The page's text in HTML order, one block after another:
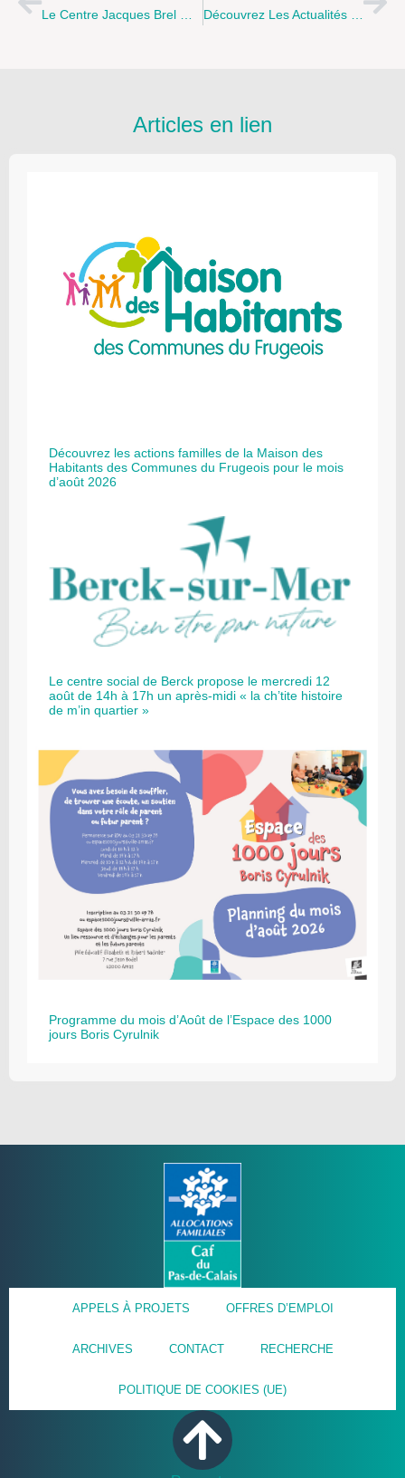
Le Centre Jacques Brel Organise « Un Été En Famille » Découvrez Les Actualités Des Acteurs Du Comité Local Boulonnais !
Articles en lien
Découvrez les actions familles de la Maison des
Habitants des Communes du Frugeois pour le mois
d’août 2026
Le centre social de Berck propose le mercredi 12
août de 14h à 17h un après-midi « la ch’tite histoire
de m’in quartier »
Programme du mois d’Août de l’Espace des 1000
jours Boris Cyrulnik
APPELS À PROJETS OFFRES D’EMPLOI
ARCHIVES CONTACT RECHERCHE
POLITIQUE DE COOKIES (UE)